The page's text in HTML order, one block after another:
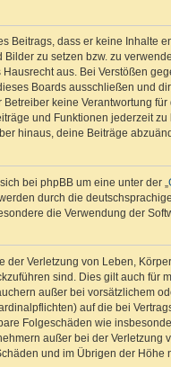
Beitrags, dass er keine Inhalte
zu setzen bzw. zu
Hausrecht aus. Bei Verstößen
Boards ausschließen und
Betreiber keine Verantwortung
und Funktionen jederzeit
hinaus, deine Beiträge
bei phpBB um eine unter der „
durch die
die Verwendung der
der Verletzung von Leben,
sind. Dies gilt auch
außer bei vorsätzlichem
auf die bei
Folgeschäden wie
außer bei der
und im Übrigen der